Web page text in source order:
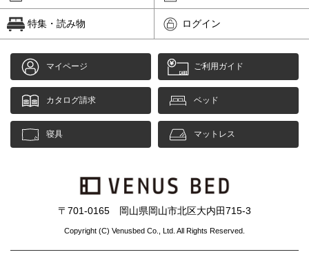
特集・読み物 ログイン
マイページ ご利用ガイド
カタログ請求 ベッド
寝具 マットレス
〒701-0165 岡山県岡山市北区大内田715-3
Copyright (C) Venusbed Co., Ltd. All Rights Reserved.